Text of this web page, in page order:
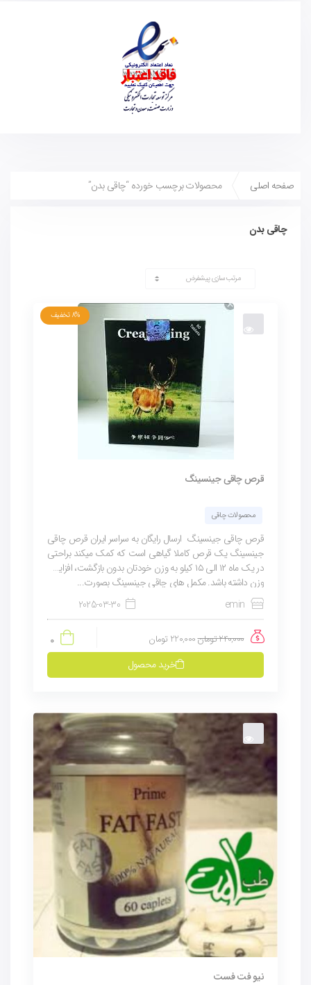
صفحه اصلی محصولات برچسب خورده “چاقی بدن”
چاقی بدن
8% تخفیف
قرص چاقی جینسینگ
محصولات چاقی
قرص چاقی جینسینگ ارسال رایگان به سراسر ایران قرص چاقی
جینسینگ یک قرص کاملا گیاهی است که کمک میکند براحتی
در یک ماه ۱۲ الی ۱۵ کیلو به وزن خودتان بدون بازگشت، افزایش
وزن داشته باشد. مکمل های چاقی جینسینگ بصورت...
emin
2025-03-30
240,000تومان220,000 تومان
0
خرید محصول
نیو فت فست